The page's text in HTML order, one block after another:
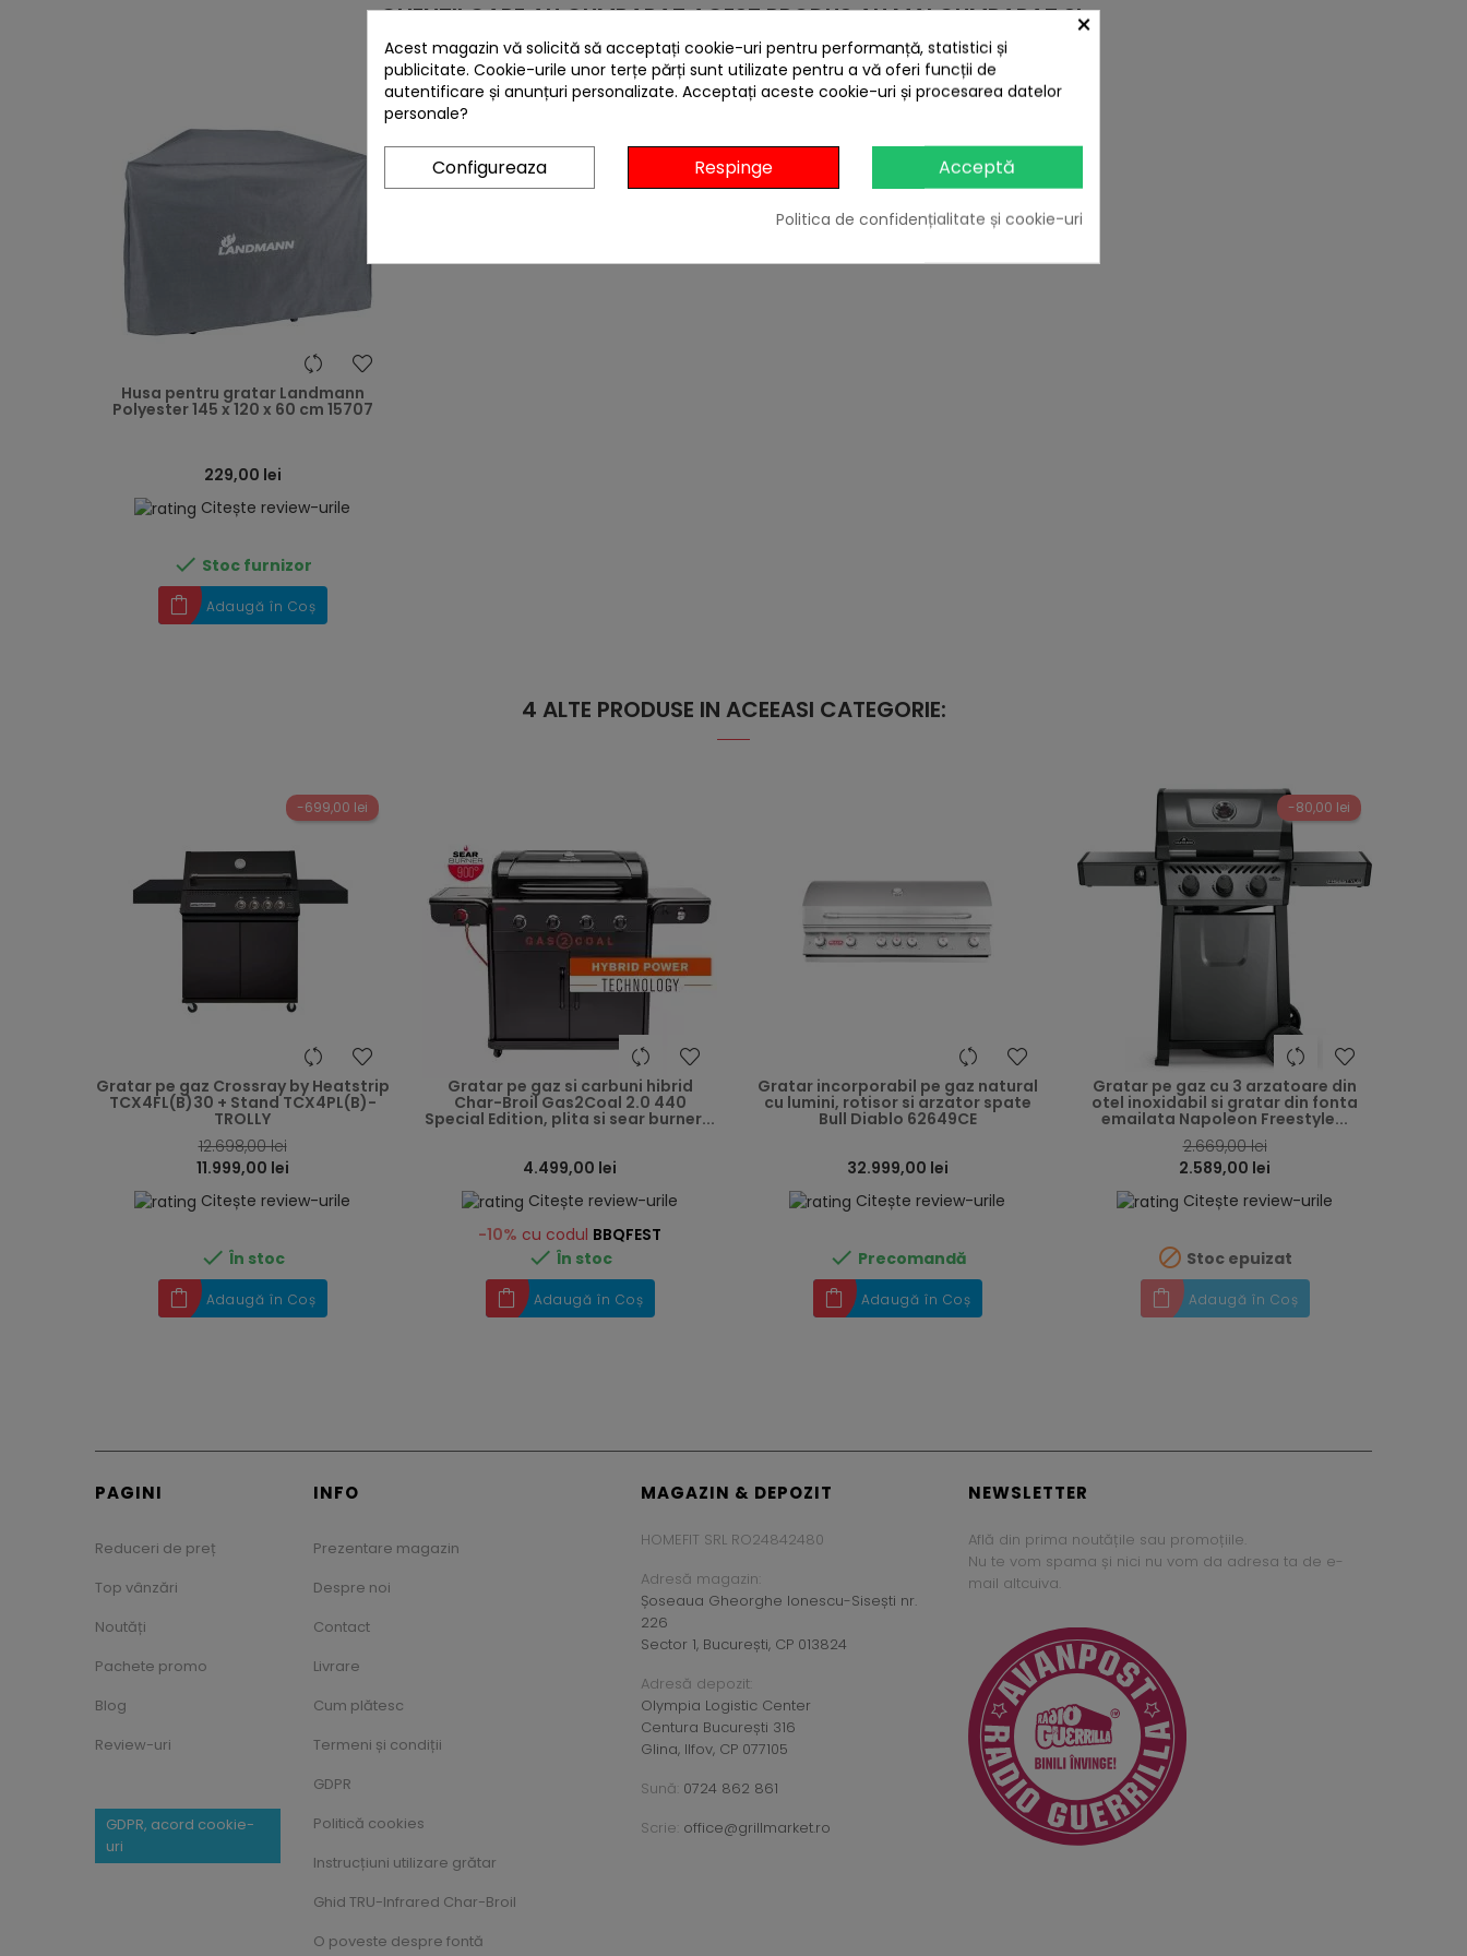
CLIENTII CARE AU CUMPARAT ACEST PRODUS AU MAI CUMPARAT SI:
heart
Husa pentru gratar Landmann
Polyester 145 x 120 x 60 cm 15707
229,00 lei
Citește review-urile
 Stoc furnizor
Adaugă în Coș
4 ALTE PRODUSE IN ACEEASI CATEGORIE:
-699,00 lei
heart
Gratar pe gaz Crossray by Heatstrip
TCX4FL(B)30 + Stand TCX4PL(B)-
TROLLY
12.698,00 lei
11.999,00 lei
Citește review-urile
 În stoc
Adaugă în Coș
heart
Gratar pe gaz si carbuni hibrid
Char-Broil Gas2Coal 2.0 440
Special Edition, plita si sear burner...
4.499,00 lei
Citește review-urile
-10% cu codul BBQFEST
 În stoc
Adaugă în Coș
heart
Gratar incorporabil pe gaz natural
cu lumini, rotisor si arzator spate
Bull Diablo 62649CE
32.999,00 lei
Citește review-urile
 Precomandă
Adaugă în Coș
-80,00 lei
heart
Gratar pe gaz cu 3 arzatoare din
otel inoxidabil si gratar din fonta
emailata Napoleon Freestyle...
2.669,00 lei
2.589,00 lei
Citește review-urile
 Stoc epuizat
Adaugă în Coș
PAGINI
Reduceri de preț
Top vânzări
Noutăți
Pachete promo
Blog
Review-uri
GDPR, acord cookie-
uri
INFO
Prezentare magazin
Despre noi
Contact
Livrare
Cum plătesc
Termeni și condiții
GDPR
Politică cookies
Instrucțiuni utilizare grătar
Ghid TRU-Infrared Char-Broil
O poveste despre fontă
MAGAZIN & DEPOZIT
HOMEFIT SRL RO24842480
Adresă magazin:
Șoseaua Gheorghe Ionescu-Sisești nr.
226
Sector 1, București, CP 013824
Adresă depozit:
Olympia Logistic Center
Centura București 316
Glina, Ilfov, CP 077105
Sună: 0724 862 861
Scrie: office@grillmarket.ro
NEWSLETTER
Află din prima noutățile sau promoțiile.
Nu te vom spama și nici nu vom da adresa ta de e-
mail altcuiva.
×
Acest magazin vă solicită să acceptați cookie-uri pentru performanță, statistici și
publicitate. Cookie-urile unor terțe părți sunt utilizate pentru a vă oferi funcții de
autentificare și anunțuri personalizate. Acceptați aceste cookie-uri și procesarea datelor
personale?
Configureaza Respinge Acceptă
Politica de confidențialitate și cookie-uri